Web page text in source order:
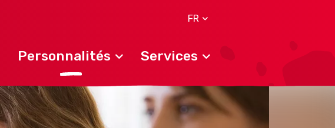
FR
Personnalités Services